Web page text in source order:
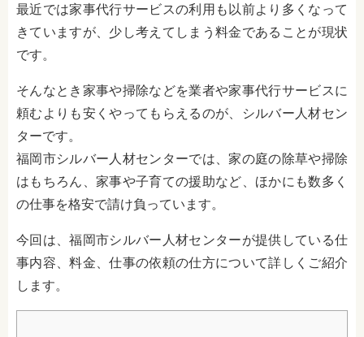
最近では家事代行サービスの利用も以前より多くなって
きていますが、少し考えてしまう料金であることが現状
です。
そんなとき家事や掃除などを業者や家事代行サービスに
頼むよりも安くやってもらえるのが、シルバー人材セン
ターです。
福岡市シルバー人材センターでは、家の庭の除草や掃除
はもちろん、家事や子育ての援助など、ほかにも数多く
の仕事を格安で請け負っています。
今回は、福岡市シルバー人材センターが提供している仕
事内容、料金、仕事の依頼の仕方について詳しくご紹介
します。